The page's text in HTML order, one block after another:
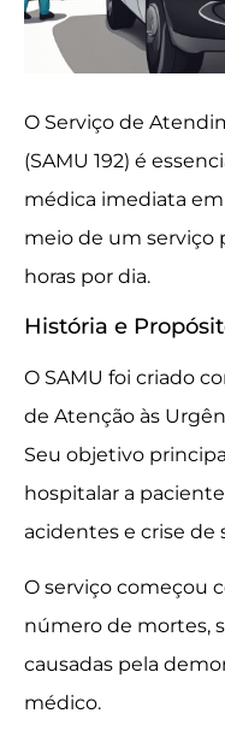
O Serviço de
(SAMU 192) é
médica imediata
meio de um serviço
horas por dia.
História e
O SAMU foi criado
de Atenção às
Seu objetivo
hospitalar a
acidentes e crise de
O serviço começou
número de mortes,
causadas pela
médico.